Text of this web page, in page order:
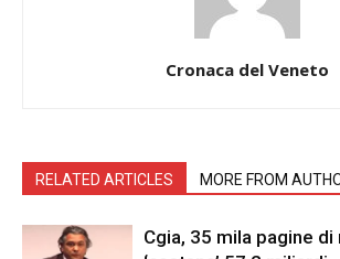
Cronaca del Veneto
RELATED ARTICLES MORE FROM
Cgia, 35 mila pagine di